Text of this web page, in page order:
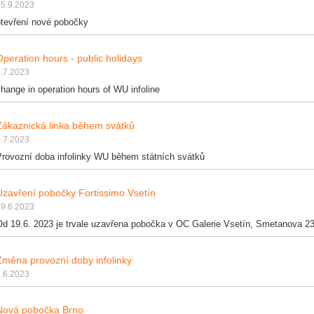
nové pobočky
hours - public holidays
in operation hours of WU infoline
linka během svátků
doba infolinky WU během státních svátků
pobočky Fortissimo Vsetín
19.6. 2023 je trvale uzavřena pobočka v OC Galerie Vsetín, Smetanova
provozní doby infolinky
pobočka Brno